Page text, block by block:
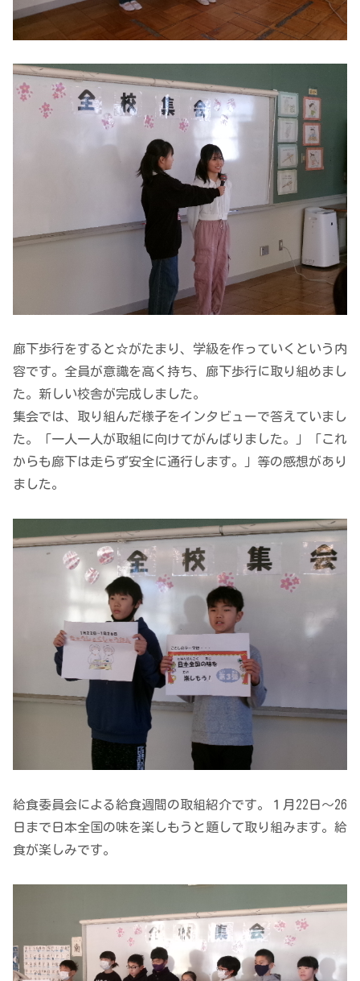
廊下歩行をすると☆がたまり、学級を作っていくという内
容です。全員が意識を高く持ち、廊下歩行に取り組めまし
た。新しい校舎が完成しました。
集会では、取り組んだ様子をインタビューで答えていまし
た。「一人一人が取組に向けてがんばりました。」「これ
からも廊下は走らず安全に通行します。」等の感想があり
ました。
給食委員会による給食週間の取組紹介です。１月22日～26
日まで日本全国の味を楽しもうと題して取り組みます。給
食が楽しみです。